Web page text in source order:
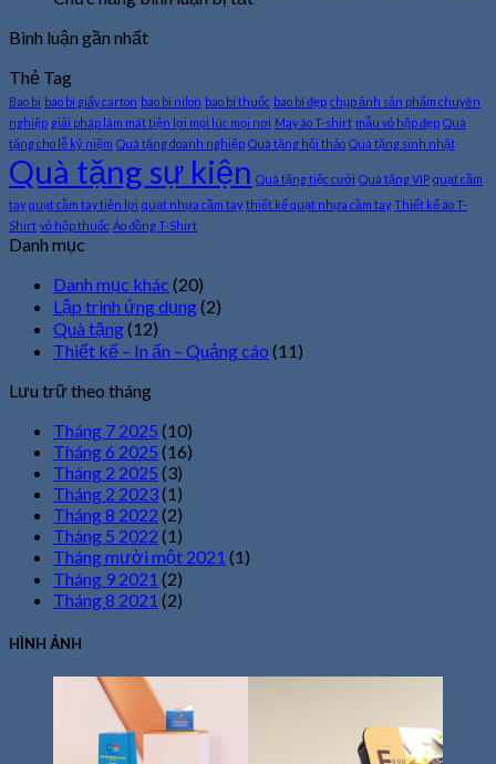
Nội
uy
tín,
giá
rẻ
doanh
nghiệp
tại
Hà
Nội
giá
Bình luận gần nhất
Thẻ Tag
Bao bì bao bì giấy carton bao bì nilon bao bì thuốc bao bì đẹp chụp ảnh sản phẩm chuyên
nghiệp giải pháp làm mát tiện lợi mọi lúc mọi nơi May áo T-shirt mẫu vỏ hộp đẹp Quà
tặng cho lễ kỷ niệm Quà tặng doanh nghiệp Quà tặng hội thảo Quà tặng sinh nhật
Quà tặng sự kiện Quà tặng tiệc cưới Quà tặng VIP quạt cầm
tay quạt cầm tay tiện lợi quạt nhựa cầm tay thiết kế quạt nhựa cầm tay Thiết kế áo T-
Shirt vỏ hộp thuốc Áo đồng T-Shirt
Danh mục
Danh mục khác (20)
Lập trình ứng dụng(2)
Quà tặng(12)
Thiết kế – In ấn – Quảng cáo (11)
Lưu trữ theo tháng
Tháng 7 2025 (10)
Tháng 6 2025 (16)
Tháng 2 2025 (3)
Tháng 2 2023(1)
Tháng 8 2022 (2)
Tháng 5 2022 (1)
Tháng mười một 2021 (1)
Tháng 9 2021 (2)
Tháng 8 2021 (2)
HÌNH ẢNH